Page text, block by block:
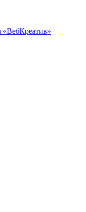
«ВебКреатив»